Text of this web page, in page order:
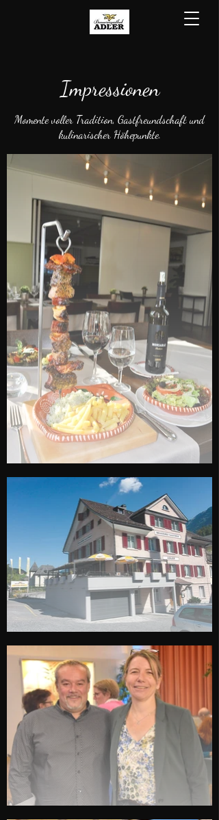
Impressionen
Momente voller Tradition, Gastfreundschaft und
kulinarischer Höhepunkte.